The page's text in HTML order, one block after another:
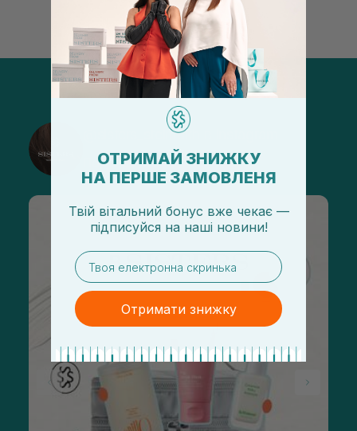
@sisters_stelmakh в Instagram
Подписаться
ОТРИМАЙ ЗНИЖКУ
НА ПЕРШЕ ЗАМОВЛЕНЯ
Твій вітальний бонус вже чекає —
підписуйся на наші новини!
email
Отримати знижку